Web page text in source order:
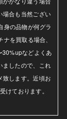
場合も当然ござい
身の品物が何グラ
を買取る場合、
30%upなどよくあ
ましたので、これ
致します。近頃お
けております。